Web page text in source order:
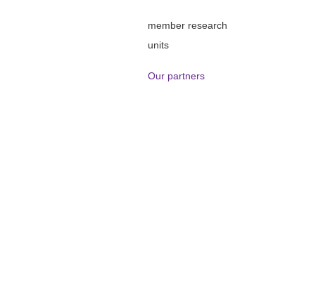
member research
units
Our partners